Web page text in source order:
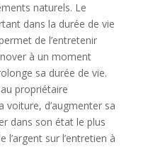
naturels. Le
dans la durée de vie
de l’entretenir
à un moment
sa durée de vie.
propriétaire
voiture, d’augmenter sa
dans son état le plus
l’argent sur l’entretien à